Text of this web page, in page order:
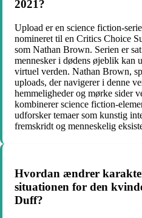
2021?
Upload er en science fiction-
nomineret til en Critics Choice
som Nathan Brown. Serien er
mennesker i dødens øjeblik kan
virtuel verden. Nathan Brown,
uploads, der navigerer i denne
hemmeligheder og mørke sider
kombinerer science fiction-
udforsker temaer som kunstig
fremskridt og menneskelig
Hvordan ændrer
situationen for den
Duff?